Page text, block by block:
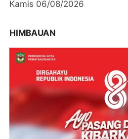
Kamis 06/08/2026
HIMBAUAN